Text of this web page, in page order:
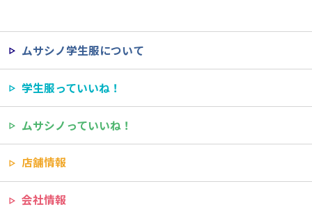
ムサシノ学生服について
学生服っていいね！
ムサシノっていいね！
店舗情報
会社情報